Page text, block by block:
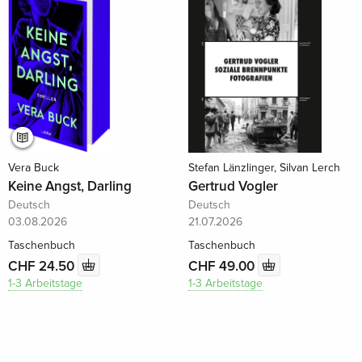
Vera Buck
Keine Angst, Darling
Deutsch
03.08.2026
Taschenbuch
CHF 24.50
1-3 Arbeitstage
Stefan Länzlinger, Silvan Lerch
Gertrud Vogler
Deutsch
21.07.2026
Taschenbuch
CHF 49.00
1-3 Arbeitstage